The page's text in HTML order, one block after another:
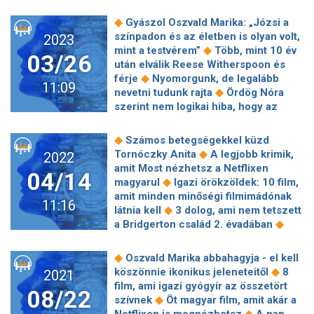
már eleged van a
streamingszolgáltatók Hollywood-
központú kínálatából ◆A 10 legjobb,
felnőtteknek szóló poén, amelyeket
kedvenc gyerekfilmjeinkben rejtettek
el◆Egy német sors: Maggie Smith
nélkül nem készül el a film
hatalmáról ◆
Fődíjas lett a sírós-
nevetős magyar családi film külföldön!
◆Százéves filmszínházba fektette
vagyonát az Oscar-díjas Cillian
Murphy◆ Német dokumentumfilmet
mutatnak be Meghanról és Harryről
Sokan kiakadtak a Vodafone
karácsonyi reklámján ◆Meghalt a
◆ Németh Kristóf felesége különös
kijelentést tett a Barátok köztös Nyerő
Párosról◆Polgár Tünde és férje,
Árpi: "Elvesztettük az otthonunkat"
2023
03/26
11:09
◆ Gyászol Oszvald Marika: „Józsi a
színpadon és az életben is olyan volt,
mint a testvérem” ◆ Több, mint 10 év
után elválik Reese Witherspoon és
férje ◆ Nyomorgunk, de legalább
nevetni tudunk rajta ◆ Ördög Nóra
szerint nem logikai hiba, hogy az
"KFC se csak Kentuckyban van"
Idén 3 operatőr kap Kovács László-
Zsigmond Vilmos Életműdíjat ◆
Óriásit bukott a Brigi és Brúnó◆
Valahol Európában – Harkányi Endrét
köszöntjük ◆ 90’s slágerek mai
köntösben, avagy hulladék-
újrahasznosítás a magyar popban
katonák azt üzenik a magyaroknak:
gyertek ide, rabok lesztek◆Eötvös
Péter brácsaversenye először szólal
meg Magyarországon◆Új U2-lemez,
2022
04/14
11:16
◆ Számos betegségekkel küzd
Tornóczky Anita ◆ A legjobb krimik,
amit Most nézhetsz a Netflixen
magyarul ◆ Igazi örökzöldek: 10 film,
amit minden minőségi filmimádónak
látnia kell ◆ 3 dolog, ami nem tetszett
a Bridgerton család 2. évadában ◆
debütált a Chicagóban, de vajon
tényleg tud énekelni?◆ A
Pam&Tommy sokkal jobb lett, mint
vártuk ◆ Kínában kivágtak hat
másodpercet a Dumbledore titkaiból,
2021
08/22
◆ Oszvald Marika abbahagyja - el kell
köszönnie ikonikus jeleneteitől ◆ 8
film, ami igazi gyógyír az összetört
szívnek ◆ Öt magyar film, amit akár a